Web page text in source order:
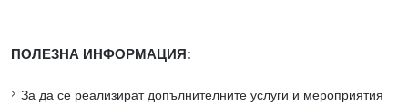
ПОЛЕЗНА ИНФОРМАЦИЯ:
За да се реализират допълнителните услуги и мероприятия